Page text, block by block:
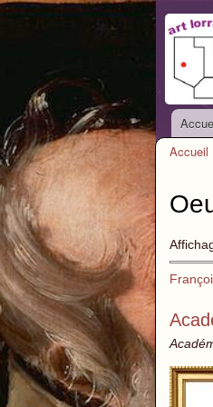
Menu
Accueil